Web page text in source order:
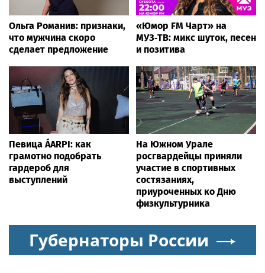
Ольга Романив: признаки,
что мужчина скоро
сделает предложение
«Юмор FM Чарт» на
МУЗ‑ТВ: микс шуток, песен
и позитива
Певица ÁARPI: как
грамотно подобрать
гардероб для
выступлений
На Южном Урале
росгвардейцы приняли
участие в спортивных
состязаниях,
приуроченных ко Дню
физкультурника
Губернаторы России